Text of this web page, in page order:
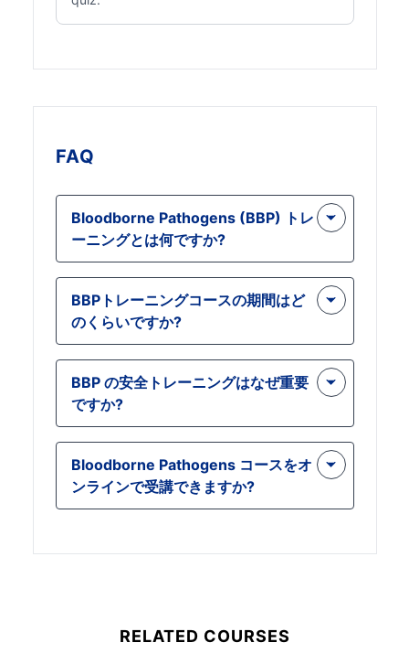
FAQ
Bloodborne Pathogens (BBP) トレ
ーニングとは何ですか?
BBP トレーニングでは、OSHA ガイド
ラインに従って、血液由来の病原体を
安全に取り扱い、管理して暴露や感染
を防ぐ方法を取り上げます。これに
は、感染方法を理解し、職場で自分自
身と他の人を守るための予防策の実施
が含まれます。
BBPトレーニングコースの期間はど
のくらいですか?
期間は異なりますが、コースは 24 分
以内に完了するように設計されてお
り、時間を大幅に費やすことなく包括
的な安全トレーニングを提供します。
BBP の安全トレーニングはなぜ重要
ですか?
BBP の安全トレーニングは、血液やそ
の他の体液を介して伝染する B 型肝
炎、C 型肝炎、HIV などの潜在的な感
染症から労働者を守るために非常に重
するための法規制要件への準拠も保証
Bloodborne Pathogens コースをオ
ンラインで受講できますか?
ルやリソースへのアクセスが提供され
RELATED COURSES